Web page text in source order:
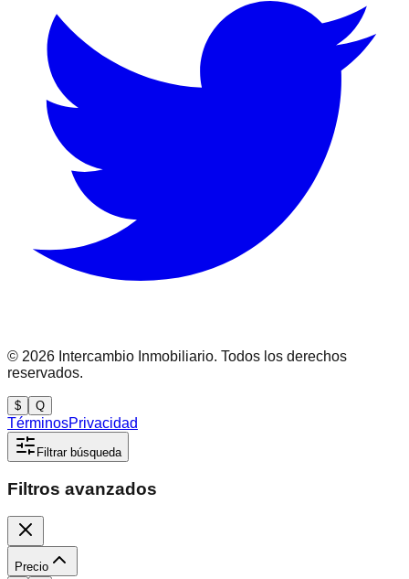
© 2026 Intercambio Inmobiliario. Todos los derechos
reservados.
$ Q
TérminosPrivacidad
Filtrar búsqueda
Filtros avanzados
Precio